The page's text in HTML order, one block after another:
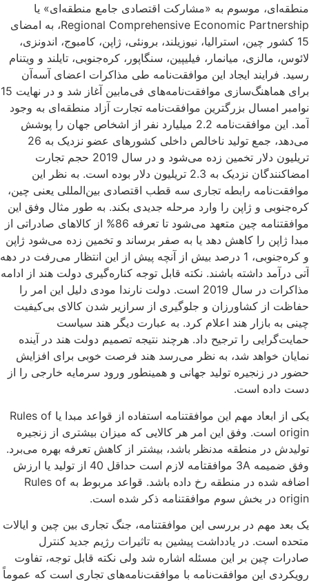
منطقه‌ای، موسوم به «مشارکت اقتصادی جامع منطقه‌ای» یا
Regional Comprehensive Economic Partnership، به امضای
15 کشور چین، استرالیا، نیوزیلند، برونئی، ژاپن، کامبوج، اندونزی،
لائوس، مالزی، میانمار، فیلیپین، سنگاپور، کره‌جنوبی، تایلند و ویتنام
رسید. فرایند ایجاد این موافقت‌نامه طی مذاکرات اعضای آسه‌آن
برای هماهنگ‌سازی موافقت‌نامه‌های فی‌مابین آغاز شد و در نهایت 15
نوامبر امسال بزرگترین موافقت‌نامه تجارت آزاد منطقه‌ای به وجود
آمد. این موافقت‌نامه 2.2 میلیارد نفر از اشخاص جهان را پوشش
می‌دهد، جمع تولید ناخالص داخلی کشورهای عضو نزدیک به 26
تریلیون دلار تخمین زده می‌شود و در سال 2019 حجم تجارت
امضاکنندگان نزدیک به 2.3 تریلیون دلار بوده ‌است. به نظر این
موافقت‌نامه رابطه تجاری سه قطب اقتصادی بین‌المللی یعنی چین،
کره‌جنوبی و ژاپن را وارد مرحله جدیدی بکند. به طور مثال وفق این
موافقتنامه چین متعهد می‌شود تا تعرفه 86% از کالاهای صادراتی از
مبدا ژاپن را کاهش دهد یا به صفر برساند و تخمین زده می‌شود ژاپن
و کره‌جنوبی، 1 درصد بیش از آنچه پیش از این انتظار می‌رفت در دهه
آتی درآمد داشته باشند. نکته قابل توجه کناره‌گیری دولت هند از ادامه
مذاکرات در سال 2019 است. دولت نارندا مودی دلیل این امر را
حفاظت از کشاورزان و جلوگیری از سرازیر شدن کالای بی‌کیفیت
چینی به بازار هند اعلام کرد. به عبارت دیگر هند سیاست
حمایت‌گرایی را ترجیح داد. هرچند نتیجه تصمیم دولت هند در آینده
نمایان خواهد شد، به نظر می‌رسد هند فرصت خوبی برای افزایش
حضور در زنجیره تولید جهانی و همین­طور ورود سرمایه خارجی را از
دست داده ‌است.
یکی از ابعاد مهم این موافقتنامه استفاده از قواعد مبدا یا Rules of
origin است. وفق این امر هر کالایی که میزان بیشتری از زنجیره
تولیدش در منطقه مدنظر باشد، بیشتر از کاهش تعرفه بهره می‌برد.
وفق ضمیمه 3A موافقتامه لازم است حداقل 40 از تولید یا ارزش
اضافه شده در منطقه رخ داده ‌باشد. قواعد مربوط به Rules of
origin در بخش سوم موافقتنامه ذکر شده ‌است.
یک بعد مهم در بررسی این موافقتنامه، جنگ تجاری بین چین و ایالات
متحده است. در یادداشت پیشین به تاثیرات رژیم جدید کنترل
صادرات چین بر این مسئله اشاره شد ولی نکته قابل توجه، تفاوت
رویکردی این موافقت‌نامه با موافقت‌نامه‌های تجاری است که عموماً